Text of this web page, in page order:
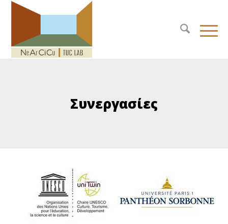
Συνεργασίες